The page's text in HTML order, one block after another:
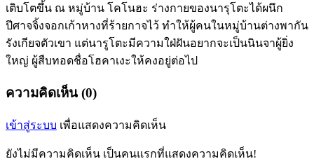
เติบโตขึ้น ณ หมู่บ้าน โคโนฮะ ร่างกายของนารุโตะได้ผนึก
ปีศาจจิ้งจอกเก้าหางที่ร้ายกาจไว้ ทำให้ผู้คนในหมู่บ้านต่างพากัน
รังเกียจตัวเขา แต่นารูโตะมีความใฝ่ฝันอยากจะเป็นนินจาผู้ยิ่ง
ใหญ่ ผู้สืบทอดชื่อโฮคาเงะให้คงอยู่ต่อไป
ความคิดเห็น (0)
เข้าสู่ระบบ เพื่อแสดงความคิดเห็น
ยังไม่มีความคิดเห็น เป็นคนแรกที่แสดงความคิดเห็น!